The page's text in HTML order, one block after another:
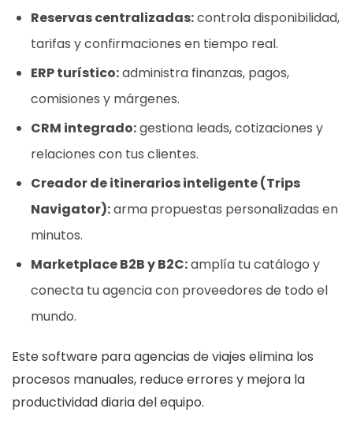
Reservas centralizadas:controla disponibilidad,
tarifas y confirmaciones en tiempo real.
ERP turístico:administra finanzas, pagos,
comisiones y márgenes.
CRM integrado:gestiona leads, cotizaciones y
relaciones con tus clientes.
Creador de itinerarios inteligente (Trips
Navigator):arma propuestas personalizadas en
minutos.
Marketplace B2B y B2C:amplía tu catálogo y
conecta tu agencia con proveedores de todo el
mundo.
Este software para agencias de viajes elimina los
procesos manuales, reduce errores y mejora la
productividad diaria del equipo.